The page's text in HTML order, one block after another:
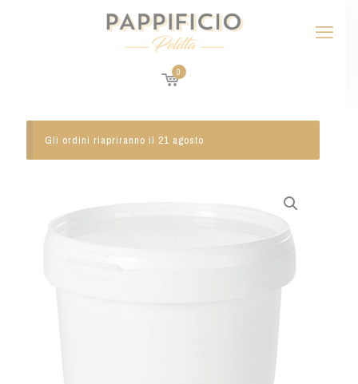
0
Gli ordini riapriranno il 21 agosto